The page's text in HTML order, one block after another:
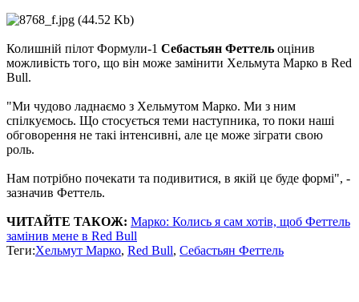
Колишній пілот Формули-1 Себастьян Феттель оцінив
можливість того, що він може замінити Хельмута Марко в Red
Bull.
"Ми чудово ладнаємо з Хельмутом Марко. Ми з ним
спілкуємось. Що стосується теми наступника, то поки наші
обговорення не такі інтенсивні, але це може зіграти свою
роль.
Нам потрібно почекати та подивитися, в якій це буде формі", -
зазначив Феттель.
ЧИТАЙТЕ ТАКОЖ: Марко: Колись я сам хотів, щоб Феттель
замінив мене в Red Bull
Теги:Хельмут Марко, Red Bull, Себастьян Феттель